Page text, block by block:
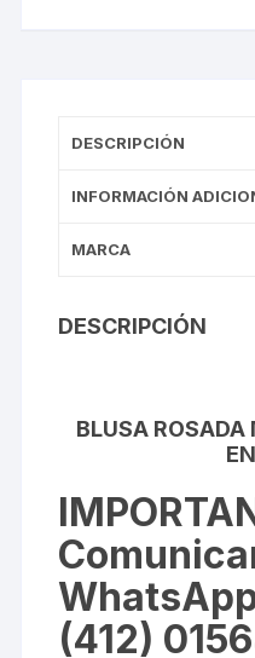
DESCRIPCIÓN
INFORMACIÓN
MARCA
DESCRIPCIÓN
BLUSA ROSADA
(412)